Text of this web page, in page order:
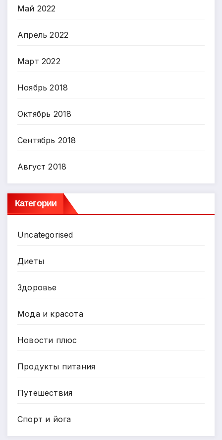
Май 2022
Апрель 2022
Март 2022
Ноябрь 2018
Октябрь 2018
Сентябрь 2018
Август 2018
Категории
Uncategorised
Диеты
Здоровье
Мода и красота
Новости плюс
Продукты питания
Путешествия
Спорт и йога